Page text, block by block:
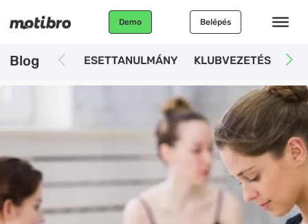
Demo Belépés
Blog ESETTANULMÁNY KLUBVEZETÉS